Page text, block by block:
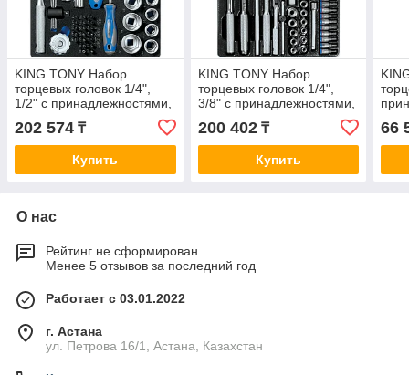
KING TONY Набор
торцевых головок 1/4",
1/2" с принадлежностями,
ложемент, 60 предметов
KING TONY 9-7560MRV01
202 574 ₸
Купить
KING TONY Набор
торцевых головок 1/4",
3/8" с принадлежностями,
ложемент, 75 предметов
KING TONY 9-5575MR
200 402₸
Купить
66
О нас
Рейтинг не сформирован
Менее 5 отзывов за последний год
Работает с 03.01.2022
г. Астана
ул. Петрова 16/1, Астана, Казахстан